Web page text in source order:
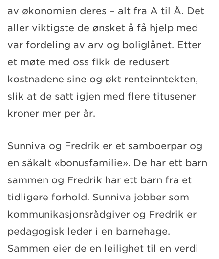
av økonomien deres – alt fra A til Å. Det
aller viktigste de ønsket å få hjelp med
var fordeling av arv og boliglånet. Etter
et møte med oss fikk de redusert
kostnadene sine og økt renteinntekten,
slik at de satt igjen med flere titusener
kroner mer per år.
Sunniva og Fredrik er et samboerpar og
en såkalt «bonusfamilie». De har ett barn
sammen og Fredrik har ett barn fra et
tidligere forhold. Sunniva jobber som
kommunikasjonsrådgiver og Fredrik er
pedagogisk leder i en barnehage.
Sammen eier de en leilighet til en verdi